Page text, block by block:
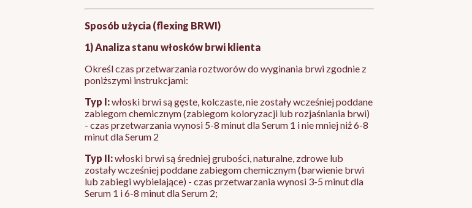
Sposób użycia (flexing BRWI)
1) Analiza stanu włosków brwi klienta
Określ czas przetwarzania roztworów do wyginania brwi zgodnie z
poniższymi instrukcjami:
Typ I:włoski brwi są gęste, kolczaste, nie zostały wcześniej poddane
zabiegom chemicznym (zabiegom koloryzacji lub rozjaśniania brwi)
- czas przetwarzania wynosi 5-8 minut dla Serum 1 i nie mniej niż 6-8
minut dla Serum 2
Typ II:włoski brwi są średniej grubości, naturalne, zdrowe lub
zostały wcześniej poddane zabiegom chemicznym (barwienie brwi
lub zabiegi wybielające) - czas przetwarzania wynosi 3-5 minut dla
Serum 1 i 6-8 minut dla Serum 2;